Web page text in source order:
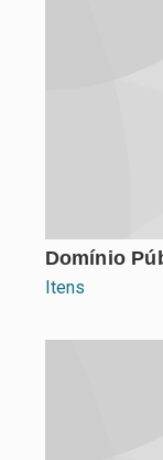
Domínio
Itens